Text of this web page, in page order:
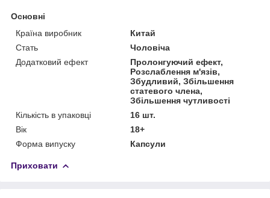
Основні
Країна виробник
Китай
Стать
Чоловіча
Додатковий ефект
Пролонгуючий ефект,
Розслаблення м'язів,
Збудливий, Збільшення
статевого члена,
Збільшення чутливості
Кількість в упаковці
16 шт.
Вік
18+
Форма випуску
Капсули
Приховати